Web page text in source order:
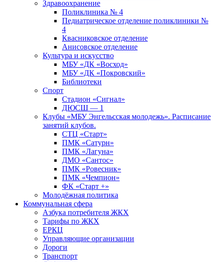
Здравоохранение
Поликлиника № 4
Педиатрическое отделение поликлиники №
4
Квасниковское отделение
Анисовское отделение
Культура и искусство
МБУ «ДК «Восход»
МБУ «ДК «Покровский»
Библиотеки
Спорт
Стадион «Сигнал»
ДЮСШ — 1
Клубы «МБУ Энгельсская молодежь». Расписание
занятий клубов.
СТЦ «Старт»
ПМК «Сатурн»
ПМК «Лагуна»
ДМО «Сантос»
ПМК «Ровесник»
ПМК «Чемпион»
ФК «Старт +»
Молодёжная политика
Коммунальная сфера
Азбука потребителя ЖКХ
Тарифы по ЖКХ
ЕРКЦ
Управляющие организации
Дороги
Транспорт